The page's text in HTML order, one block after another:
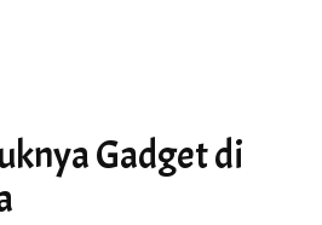
Gadget di